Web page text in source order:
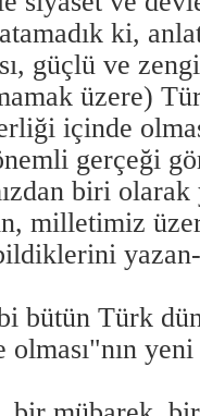
ki,
güçlü ve
üzere)
içinde
gerçeği
biri
milletimiz
bütün Türk